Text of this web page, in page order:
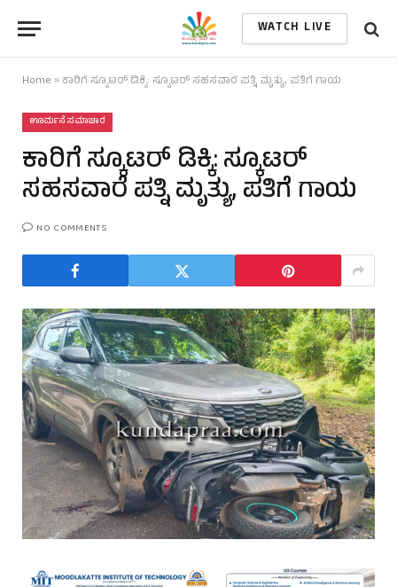
WATCH LIVE
Home »ಕಾರಿಗೆ ಸ್ಕೂಟರ್ ಡಿಕ್ಕಿ: ಸ್ಕೂಟರ್ ಸಹಸವಾರೆ ಪತ್ನಿ ಮೃತ್ಯು, ಪತಿಗೆ ಗಾಯ
ಊರ್ಮನೆ ಸಮಾಚಾರ
ಕಾರಿಗೆ ಸ್ಕೂಟರ್ ಡಿಕ್ಕಿ: ಸ್ಕೂಟರ್
ಸಹಸವಾರೆ ಪತ್ನಿ ಮೃತ್ಯು, ಪತಿಗೆ ಗಾಯ
NO COMMENTS